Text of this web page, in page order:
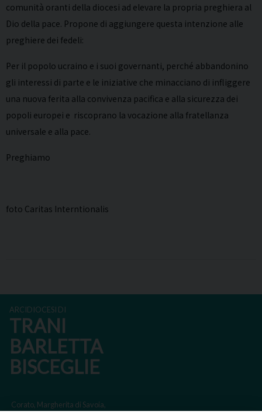
comunità oranti della diocesi ad elevare la propria preghiera al
Dio della pace. Propone di aggiungere questa intenzione alle
preghiere dei fedeli:
Per il popolo ucraino e i suoi governanti, perché abbandonino
gli interessi di parte e le iniziative che minacciano di infliggere
una nuova ferita alla convivenza pacifica e alla sicurezza dei
popoli europei e riscoprano la vocazione alla fratellanza
universale e alla pace.
Preghiamo
foto Caritas Interntionalis
ARCIDIOCESI DI
TRANI
BARLETTA
BISCEGLIE
Corato, Margherita di Savoia,